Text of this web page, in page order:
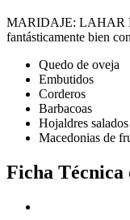
MARIDAJE: LAHAR
fantásticamente bien
Quedo de oveja
Embutidos
Corderos
Barbacoas
Hojaldres salados
Macedonias de
Ficha